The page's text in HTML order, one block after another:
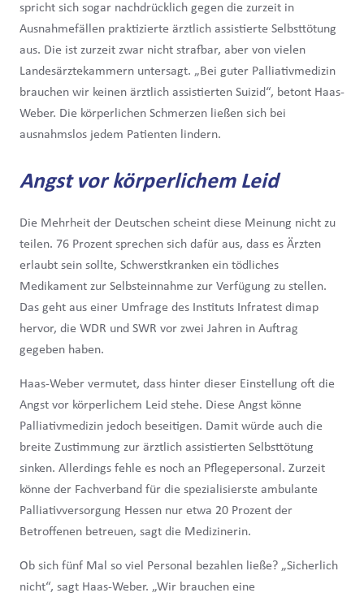
spricht sich sogar nachdrücklich gegen die zurzeit in
Ausnahmefällen praktizierte ärztlich assistierte Selbsttötung
aus. Die ist zurzeit zwar nicht strafbar, aber von vielen
Landesärztekammern untersagt. „Bei guter Palliativmedizin
brauchen wir keinen ärztlich assistierten Suizid“, betont Haas-
Weber. Die körperlichen Schmerzen ließen sich bei
ausnahmslos jedem Patienten lindern.
Angst vor körperlichem Leid
Die Mehrheit der Deutschen scheint diese Meinung nicht zu
teilen. 76 Prozent sprechen sich dafür aus, dass es Ärzten
erlaubt sein sollte, Schwerstkranken ein tödliches
Medikament zur Selbsteinnahme zur Verfügung zu stellen.
Das geht aus einer Umfrage des Instituts Infratest dimap
hervor, die WDR und SWR vor zwei Jahren in Auftrag
gegeben haben.
Haas-Weber vermutet, dass hinter dieser Einstellung oft die
Angst vor körperlichem Leid stehe. Diese Angst könne
Palliativmedizin jedoch beseitigen. Damit würde auch die
breite Zustimmung zur ärztlich assistierten Selbsttötung
sinken. Allerdings fehle es noch an Pflegepersonal. Zurzeit
könne der Fachverband für die spezialisierste ambulante
Palliativversorgung Hessen nur etwa 20 Prozent der
Betroffenen betreuen, sagt die Medizinerin.
Ob sich fünf Mal so viel Personal bezahlen ließe? „Sicherlich
nicht“, sagt Haas-Weber. „Wir brauchen eine